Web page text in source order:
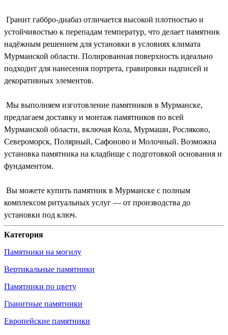
Гранит габбро-диабаз отличается высокой плотностью и
устойчивостью к перепадам температур, что делает памятник
надёжным решением для установки в условиях климата
Мурманской области. Полированная поверхность идеально
подходит для нанесения портрета, гравировки надписей и
декоративных элементов.
Мы выполняем изготовление памятников в Мурманске,
предлагаем доставку и монтаж памятников по всей
Мурманской области, включая Кола, Мурмаши, Росляково,
Североморск, Полярный, Сафоново и Молочный. Возможна
установка памятника на кладбище с подготовкой основания и
фундаментом.
Вы можете купить памятник в Мурманске с полным
комплексом ритуальных услуг — от производства до
установки под ключ.
Категория
Памятники на могилу
Вертикальные памятники
Памятники по цвету
Гранитные памятники
Европейские памятники